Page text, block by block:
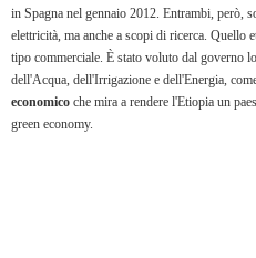
in Spagna nel gennaio 2012. Entrambi, però,
elettricità, ma anche a scopi di ricerca.
tipo commerciale. È stato voluto dal governo
dell'Acqua, dell'Irrigazione e dell'Energia,
economico che mira a rendere l'Etiopia un
green economy.